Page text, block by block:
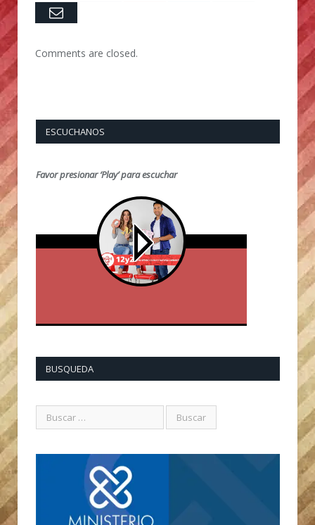
Email
Comments are closed.
ESCUCHANOS
Favor presionar ‘Play’ para escuchar
BUSQUEDA